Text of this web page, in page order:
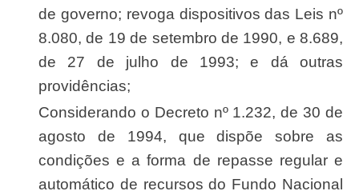
de governo; revoga dispositivos das Leis nº
8.080, de 19 de setembro de 1990, e 8.689,
de 27 de julho de 1993; e dá outras
providências;
Considerando o Decreto nº 1.232, de 30 de
agosto de 1994, que dispõe sobre as
condições e a forma de repasse regular e
automático de recursos do Fundo Nacional